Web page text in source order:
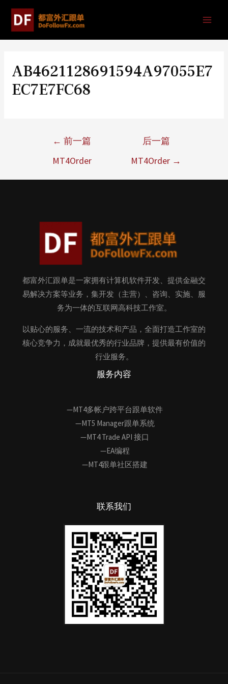
AB4621128691594A97055E7
EC7E7FC68
← 前一篇
MT4Order
后一篇
MT4Order →
都富外汇跟单是一家拥有计算机软件开发、提供金融交
易解决方案等业务，集开发（主营）、咨询、实施、服
务为一体的互联网高科技工作室。
以贴心的服务、一流的技术和产品，全面打造工作室的
核心竞争力，成就最优秀的行业品牌，提供最有价值的
行业服务。
服务内容
—MT4多帐户跨平台跟单软件
—MT5 Manager跟单系统
—MT4 Trade API 接口
—EA编程
—MT4跟单社区搭建
联系我们